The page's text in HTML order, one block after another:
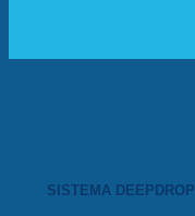
SISTEMA DEEPDROP